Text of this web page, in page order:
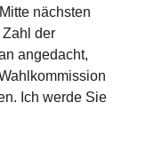
nächsten
der
angedacht,
Ich werde Sie